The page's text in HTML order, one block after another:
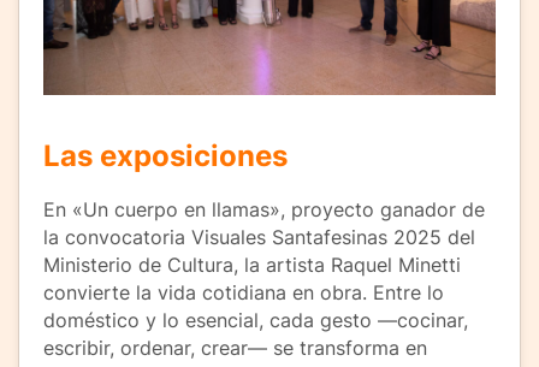
Las exposiciones
En «Un cuerpo en llamas», proyecto ganador de
la convocatoria Visuales Santafesinas 2025 del
Ministerio de Cultura, la artista Raquel Minetti
convierte la vida cotidiana en obra. Entre lo
doméstico y lo esencial, cada gesto —cocinar,
escribir, ordenar, crear— se transforma en